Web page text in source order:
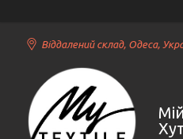
Віддалений склад, Одеса,